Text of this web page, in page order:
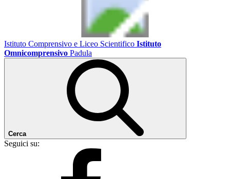
Istituto Comprensivo e Liceo Scientifico Istituto
Omnicomprensivo Padula
Cerca
Seguici su: